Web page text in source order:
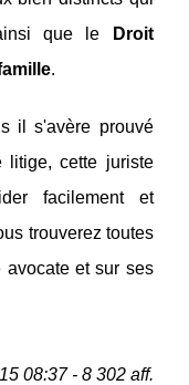
que le
Droit
.
il s'avère prouvé
litige, cette juriste
facilement et
trouverez toutes
avocate et sur ses
08:37 - 8 302 aff.